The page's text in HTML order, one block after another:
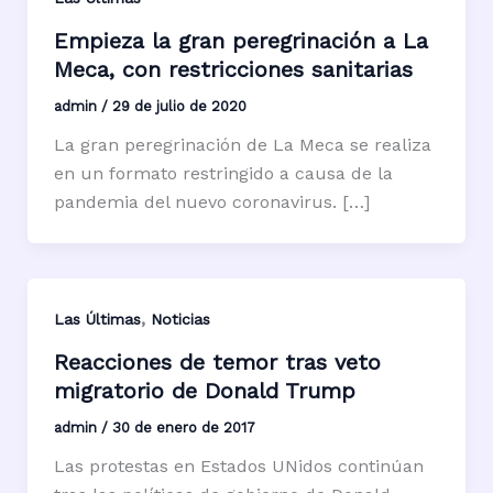
Empieza la gran peregrinación a La
Meca, con restricciones sanitarias
admin / 29 de julio de 2020
La gran peregrinación de La Meca se realiza
en un formato restringido a causa de la
pandemia del nuevo coronavirus. […]
Las Últimas, Noticias
Reacciones de temor tras veto
migratorio de Donald Trump
admin / 30 de enero de 2017
Las protestas en Estados UNidos continúan